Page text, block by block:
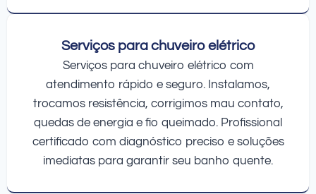
Serviços para chuveiro elétrico
Serviços para chuveiro elétrico com
atendimento rápido e seguro. Instalamos,
trocamos resistência, corrigimos mau contato,
quedas de energia e fio queimado. Profissional
certificado com diagnóstico preciso e soluções
imediatas para garantir seu banho quente.